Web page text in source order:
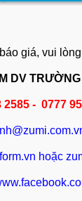
giá, vui
DV TRƯỜNG
2585 - 0777
hoặc